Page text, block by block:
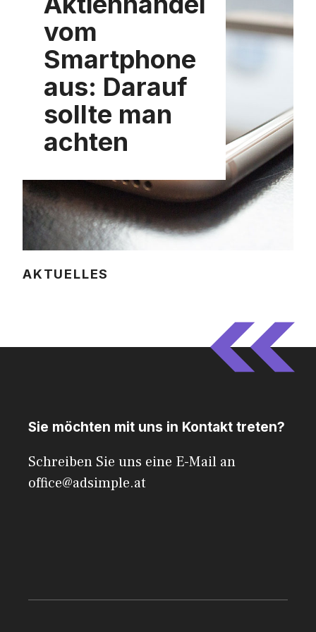
vom
Smartphone
aus: Darauf
sollte man
achten
AKTUELLES
Sie möchten mit uns in Kontakt treten?
Schreiben Sie uns eine E-Mail an
office@adsimple.at